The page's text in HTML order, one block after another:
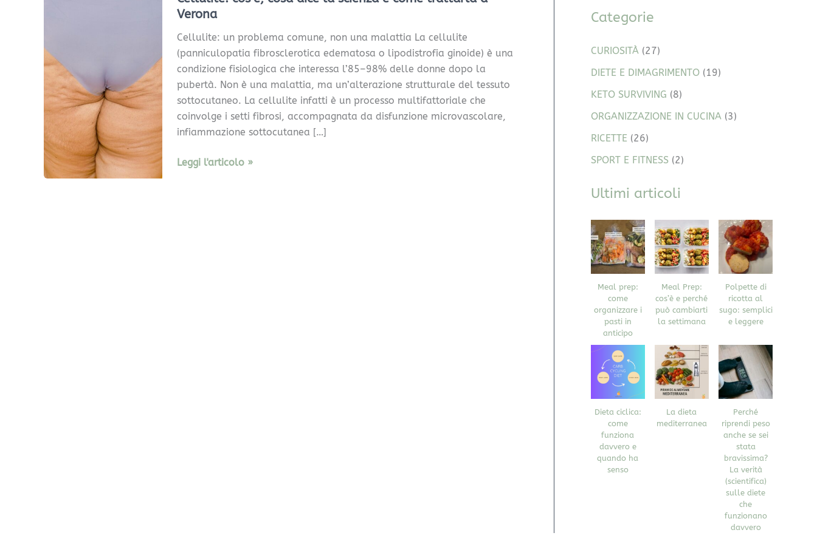
Verona
Cellulite: un problema comune, non una malattia La cellulite
(panniculopatia fibrosclerotica edematosa o lipodistrofia ginoide) è una
condizione fisiologica che interessa l’85–98% delle donne dopo la
pubertà. Non è una malattia, ma un’alterazione strutturale del tessuto
sottocutaneo. La cellulite infatti è un processo multifattoriale che
coinvolge i setti fibrosi, accompagnata da disfunzione microvascolare,
infiammazione sottocutanea […]
cosa
dice
la
scienza
e
come
trattarla
a
Verona
Leggi l'articolo »
Categorie
CURIOSITÀ (27)
DIETE E DIMAGRIMENTO (19)
KETO SURVIVING (8)
ORGANIZZAZIONE IN CUCINA (3)
RICETTE (26)
SPORT E FITNESS (2)
Ultimi articoli
Meal prep:
come
organizzare i
pasti in
anticipo
Meal Prep:
cos’è e perché
può cambiarti
la settimana
Polpette di
ricotta al
sugo: semplici
e leggere
Dieta ciclica:
come
funziona
davvero e
quando ha
senso
La dieta
mediterranea
Perché
riprendi peso
anche se sei
stata
bravissima?
La verità
(scientifica)
sulle diete
che
funzionano
davvero